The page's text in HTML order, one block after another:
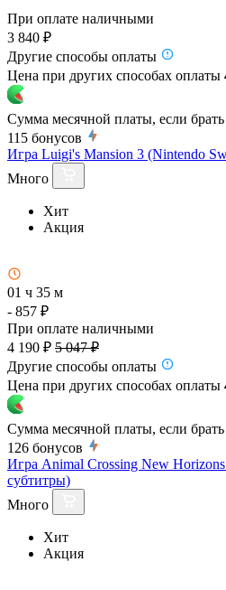
При оплате наличными
3 840 ₽
Другие способы оплаты
Цена при других способах оплаты
Сумма месячной платы, если
115 бонусов
Игра Luigi's Mansion 3 (Nintendo
Много
Хит
Акция
01 ч 35 м
- 857 ₽
При оплате наличными
4 190 ₽ 5 047 ₽
Другие способы оплаты
Цена при других способах оплаты
Сумма месячной платы, если
126 бонусов
Игра Animal Crossing New
субтитры)
Много
Хит
Акция